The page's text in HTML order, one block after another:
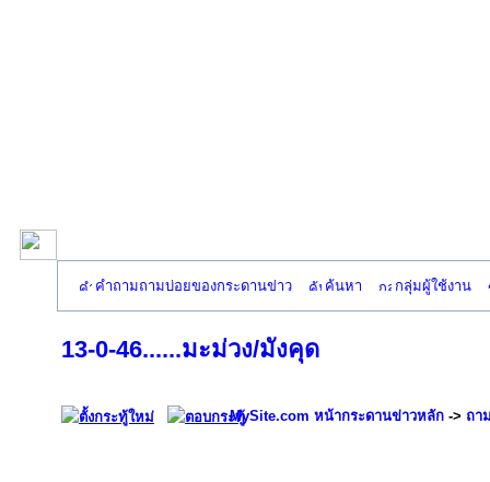
คำถามถามบ่อยของกระดานข่าว ค้นหา กลุ่มผู้ใช้งาน
13-0-46......มะม่วง/มังคุด
MySite.com หน้ากระดานข่าวหลัก -> ถา